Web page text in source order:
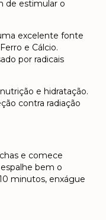
de estimular o
excelente fonte
e Cálcio.
por radicais
e hidratação.
contra radiação
e comece
bem o
minutos, enxágue